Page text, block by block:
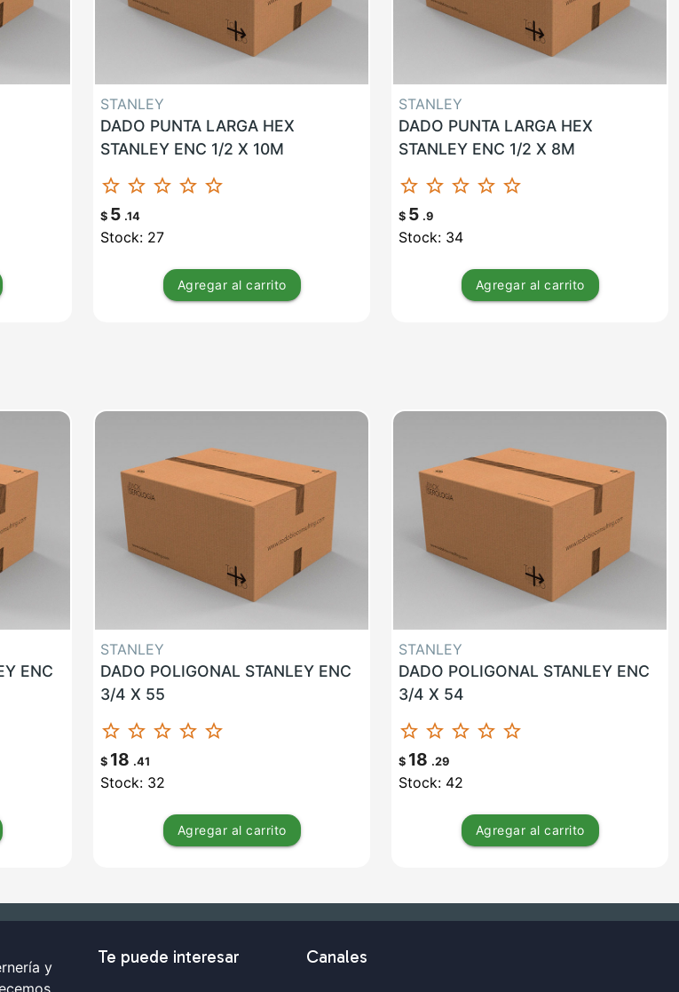
STANLEY
DADO PUNTA LARGA HEX
STANLEY ENC 1/2 X 10M
star_border star_border star_border star_border star_border
$ 5 .14
Stock: 27
Agregar al carrito
STANLEY
DADO PUNTA LARGA HEX
STANLEY ENC 1/2 X 8M
star_border star_border star_border star_border star_border
$ 5 .9
Stock: 34
Agregar al carrito
ENC
STANLEY
DADO POLIGONAL STANLEY ENC
3/4 X 55
star_border star_border star_border star_border star_border
$ 18 .41
Stock: 32
Agregar al carrito
STANLEY
DADO POLIGONAL STANLEY ENC
3/4 X 54
star_border star_border star_border star_border star_border
$ 18 .29
Stock: 42
Agregar al carrito
y
Te puede interesar Canales